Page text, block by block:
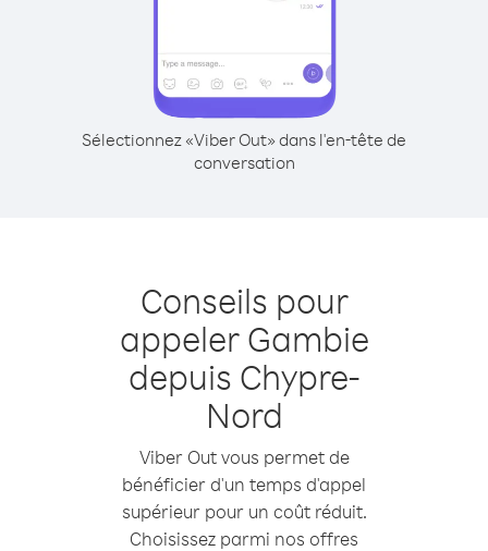
Sélectionnez «Viber Out» dans l'en-tête de
conversation
Conseils pour
appeler Gambie
depuis Chypre-
Nord
Viber Out vous permet de
bénéficier d'un temps d'appel
supérieur pour un coût réduit.
Choisissez parmi nos offres